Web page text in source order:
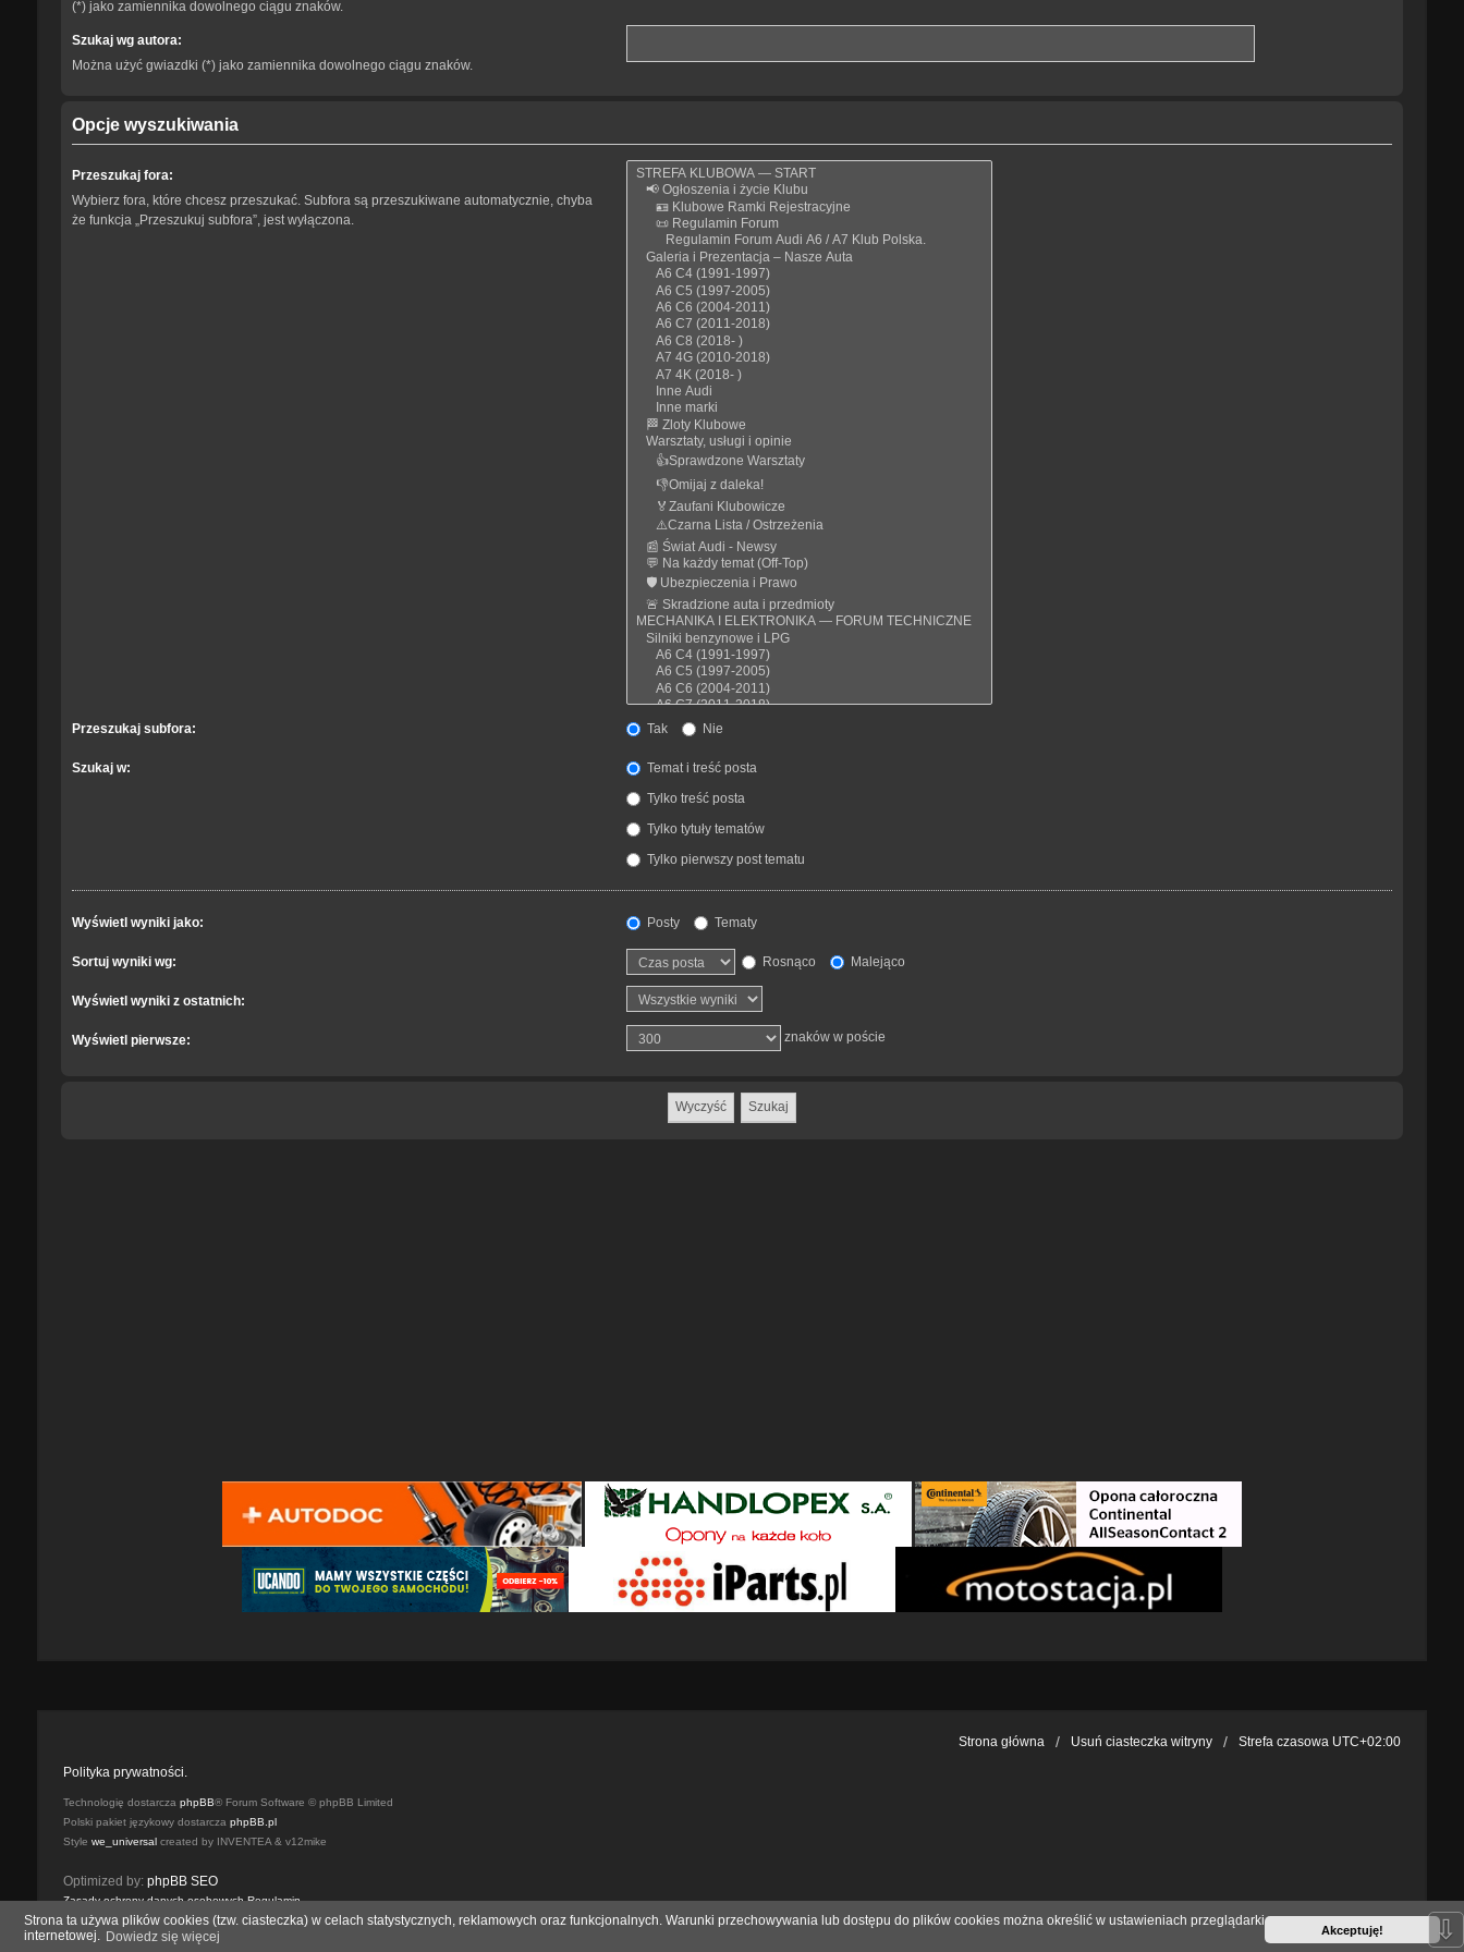
Strona ta używa plików cookies (tzw. ciasteczka) w celach statystycznych, reklamowych oraz funkcjonalnych. Warunki przechowywania lub dostępu do plików cookies można określić w ustawieniach przeglądarki
internetowej. Dowiedz się więcej Akceptuję!
(*) jako zamiennika dowolnego ciągu znaków.
Szukaj wg autora:
Można użyć gwiazdki (*) jako zamiennika dowolnego ciągu znaków.
Opcje wyszukiwania
Przeszukaj fora:
Wybierz fora, które chcesz przeszukać. Subfora są przeszukiwane automatycznie, chyba
że funkcja „Przeszukuj subfora”, jest wyłączona.
Przeszukaj subfora: Tak Nie
Szukaj w:
Temat i treść posta
Tylko treść posta
Tylko tytuły tematów
Tylko pierwszy post tematu
Wyświetl wyniki jako: Posty Tematy
Sortuj wyniki wg: Rosnąco Malejąco
Wyświetl wyniki z ostatnich:
Wyświetl pierwsze: znaków w poście
Strona główna Usuń ciasteczka witryny Strefa czasowa UTC+02:00
Polityka prywatności.
Technologię dostarcza phpBB® Forum Software © phpBB Limited
Polski pakiet językowy dostarcza phpBB.pl
Style we_universalcreated by INVENTEA & v12mike
Optimized by: phpBB SEO
Zasady ochrony danych osobowych Regulamin
⇩